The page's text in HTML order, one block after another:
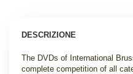
DESCRIZIONE
The DVDs of International
complete competition of all